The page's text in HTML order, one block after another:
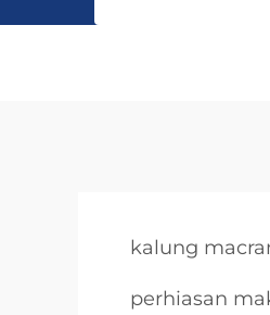
kalung
perhiasan